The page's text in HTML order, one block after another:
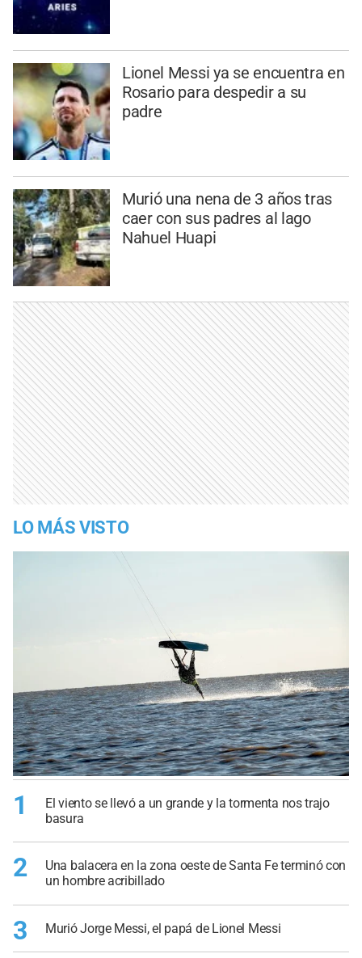
Lionel Messi ya se encuentra en
Rosario para despedir a su
padre
Murió una nena de 3 años tras
caer con sus padres al lago
Nahuel Huapi
LO MÁS VISTO
1
El viento se llevó a un grande y la tormenta nos trajo
basura
2
Una balacera en la zona oeste de Santa Fe terminó con
un hombre acribillado
3 Murió Jorge Messi, el papá de Lionel Messi